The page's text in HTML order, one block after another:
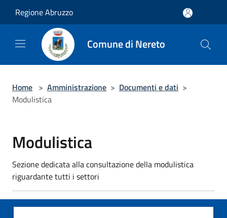
Regione Abruzzo
Comune di Nereto
Home > Amministrazione > Documenti e dati >
Modulistica
Modulistica
Sezione dedicata alla consultazione della modulistica
riguardante tutti i settori